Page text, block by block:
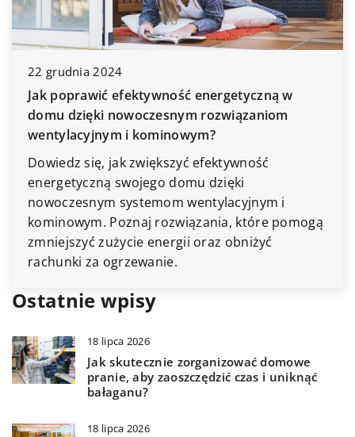
8 lutego 2024
Poradnik, jak wybrać płytki drewnopodobne do
Twojej łazienki
idealne płytki drewnopodobne do Twojej
łazienki. Przydatne wskazówki i porady dla
początkujących na temat wyboru i zakupu.
Ostatnie wpisy
18 lipca 2026
Jak skutecznie zorganizować domowe
pranie, aby zaoszczędzić czas i uniknąć
bałaganu?
18 lipca 2026